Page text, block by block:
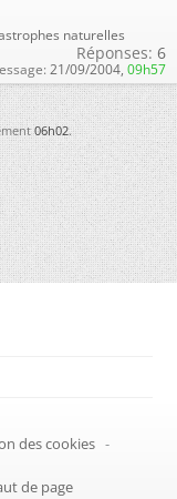
naturelles
Réponses: 6
21/09/2004, 09h57
06h02.
des cookies -
de page